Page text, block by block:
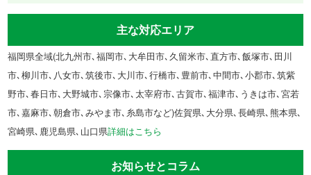
主な対応エリア
福岡県全域(北九州市､福岡市､大牟田市､久留米市､直方市､飯塚市､田川
市､柳川市､八女市､筑後市､大川市､行橋市､豊前市､中間市､小郡市､筑紫
野市､春日市､大野城市､宗像市､太宰府市､古賀市､福津市､うきは市､宮若
市､嘉麻市､朝倉市､みやま市､糸島市など)佐賀県､大分県､長崎県､熊本県､
宮崎県､鹿児島県､山口県詳細はこちら
お知らせとコラム